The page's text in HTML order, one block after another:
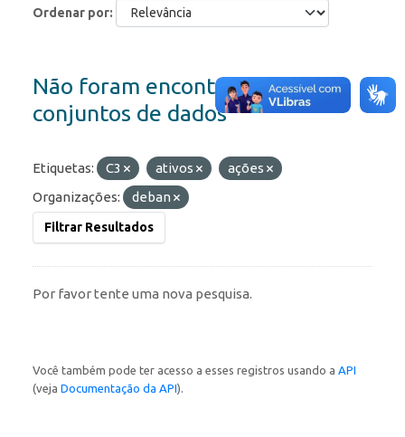
Ordenar por
Não foram encontrados
conjuntos de dados
Etiquetas: C3 ativos
ações
Organizações:
deban
Filtrar Resultados
Por favor tente uma nova pesquisa.
Você também pode ter acesso a esses registros usando a API
(veja Documentação da API).